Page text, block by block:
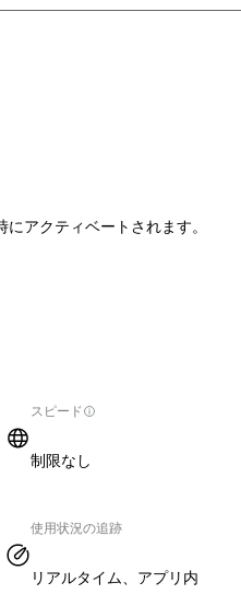
アクティベートされます。
スピード
制限なし
使用状況の追跡
リアルタイム、アプリ内